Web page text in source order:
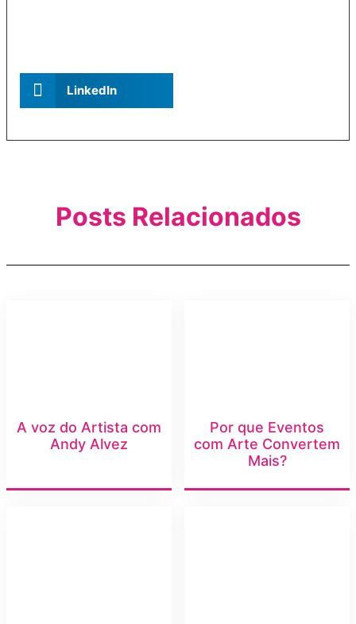
LinkedIn
Posts Relacionados
A voz do Artista com
Andy Alvez
Por que Eventos
com Arte Convertem
Mais?